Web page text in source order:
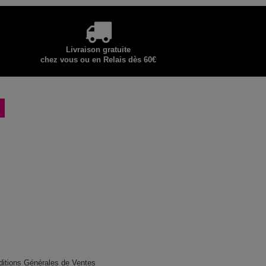
Livraison gratuite
chez vous ou en Relais dès 60€
Générales de Ventes